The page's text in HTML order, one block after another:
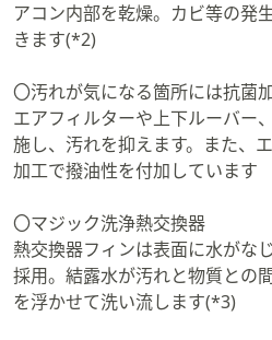
アコン内部を乾燥。カビ等の発
きます(*2)
〇汚れが気になる箇所には抗菌
エアフィルターや上下ルーバー
施し、汚れを抑えます。また、
加工で撥油性を付加しています
〇マジック洗浄熱交換器
熱交換器フィンは表面に水がな
採用。結露水が汚れと物質との
を浮かせて洗い流します(*3)